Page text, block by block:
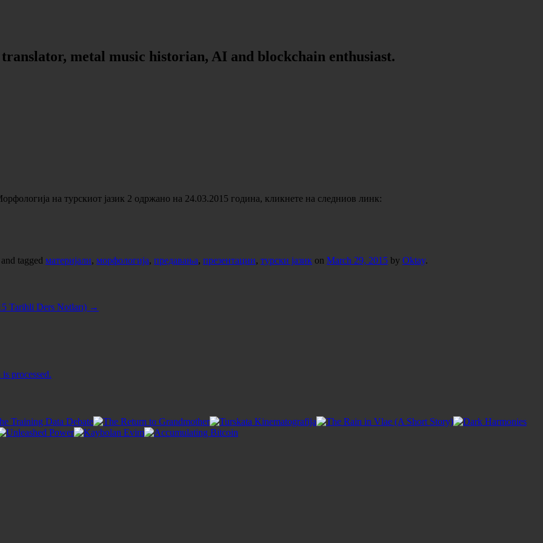
metal music historian, AI and blockchain enthusiast.
на турскиот јазик 2 одржано на 24.03.2015 година, кликнете на следниов линк:
and tagged материјали, морфологија, предавања, презентации, турски јазик on March 29, 2015 by Oktay.
Tarihli Ders Notları) →
processed.